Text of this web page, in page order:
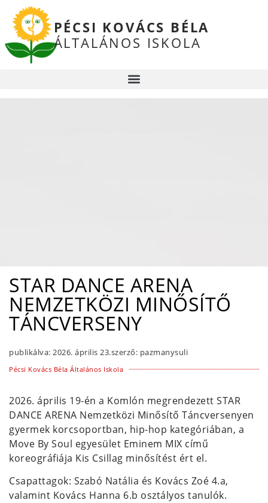
PÉCSI KOVÁCS BÉLA
ÁLTALÁNOS ISKOLA
STAR DANCE ARENA
NEMZETKÖZI MINŐSÍTŐ
TÁNCVERSENY
publikálva: 2026. április 23.szerző: pazmanysuli
Pécsi Kovács Béla Általános Iskola
2026. április 19-én a Komlón megrendezett STAR
DANCE ARENA Nemzetközi Minősítő Táncversenyen
gyermek korcsoportban, hip-hop kategóriában, a
Move By Soul egyesület Eminem MIX című
koreográfiája Kis Csillag minősítést ért el.
Csapattagok: Szabó Natália és Kovács Zoé 4.a,
valamint Kovács Hanna 6.b osztályos tanulók.